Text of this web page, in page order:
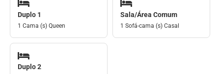
Duplo 1
1 Cama (s) Queen
Sala/Área Comum
1 Sofá-cama (s) Casal
Duplo 2